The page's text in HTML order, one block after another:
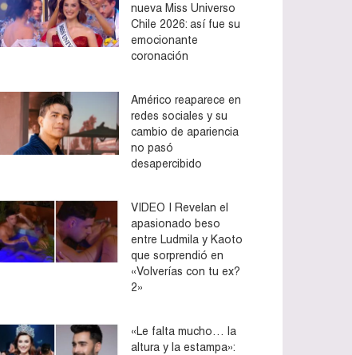
nueva Miss Universo
Chile 2026: así fue su
emocionante
coronación
Américo reaparece en
redes sociales y su
cambio de apariencia
no pasó
desapercibido
VIDEO | Revelan el
apasionado beso
entre Ludmila y Kaoto
que sorprendió en
«Volverías con tu ex?
2»
«Le falta mucho… la
altura y la estampa»: